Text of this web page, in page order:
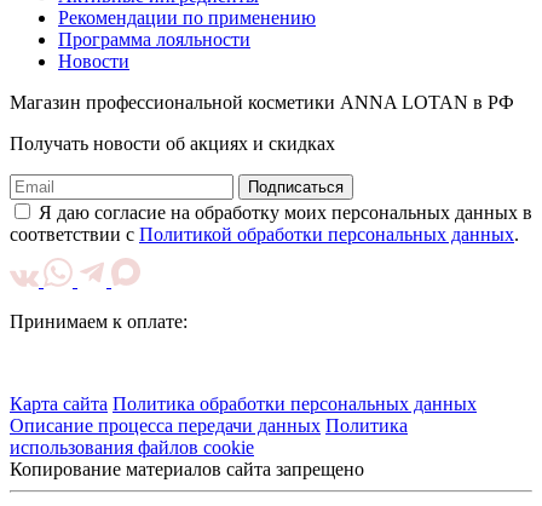
Рекомендации по применению
Программа лояльности
Новости
Магазин профессиональной косметики ANNA LOTAN в РФ
Получать новости об акциях и скидках
Подписаться
Я даю согласие на обработку моих персональных данных в
соответствии с Политикой обработки персональных данных.
Принимаем к оплате:
Карта сайта Политика обработки персональных данных
Описание процесса передачи данных Политика
использования файлов cookie
Копирование материалов сайта запрещено